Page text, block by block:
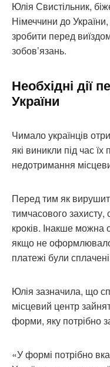
Юлія Свистільник,
Німеччини до України,
зробити перед
зобов’язань.
Необхідні дії
України
Чимало українців
які виникли під час
недотримання
Перед тим як
тимчасового захисту,
кроків. Інакше можна
якщо не
платежі були
Юлія зазначила, що
місцевий центр
форми, яку потрібно
«У формі потрібно